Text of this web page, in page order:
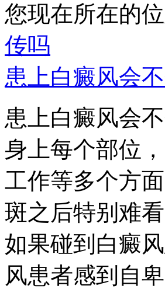
您现在所在的位
传吗
患上白癜风会
患上白癜风会
身上每个部位
工作等多个方
斑之后特别难
如果碰到白癜
风患者感到自